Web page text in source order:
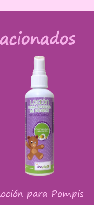
para Pompis